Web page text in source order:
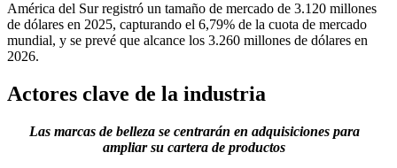
América del Sur registró un tamaño de mercado de 3.120 millones
de dólares en 2025, capturando el 6,79% de la cuota de mercado
mundial, y se prevé que alcance los 3.260 millones de dólares en
2026.
Actores clave de la industria
Las marcas de belleza se centrarán en adquisiciones para
ampliar su cartera de productos